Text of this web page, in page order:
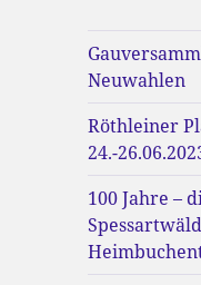
Neuwahlen
Röthleiner
24.-
100 Jahre –